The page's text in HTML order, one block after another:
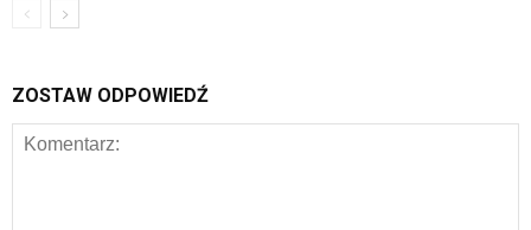
ZOSTAW ODPOWIEDŹ